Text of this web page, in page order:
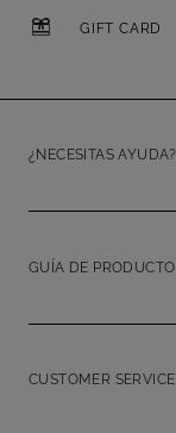
GIFT CARD
¿NECESITAS AYUDA?
GUÍA DE PRODUCTO
CUSTOMER SERVICE